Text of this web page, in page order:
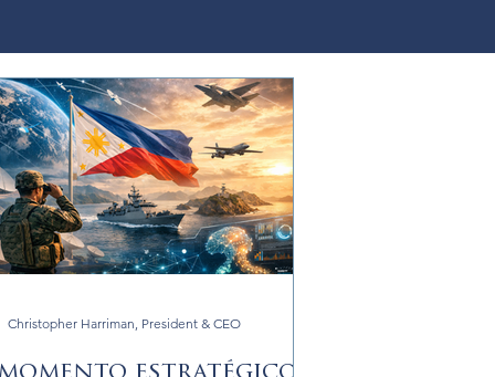
Christopher Harriman, President & CEO